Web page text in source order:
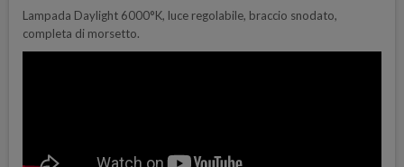
Lampada Daylight 6000°K, luce regolabile, braccio snodato,
completa di morsetto.